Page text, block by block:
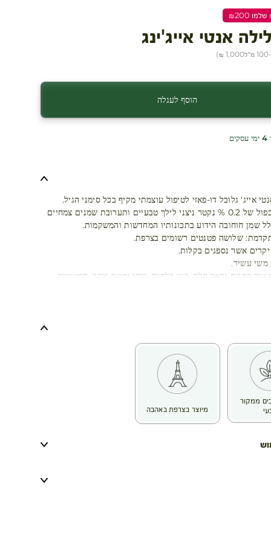
אנטי אייג'ינג
1,000 ₪
)
הוסף לעגלה
אייג' גלובל דו-פאזי לטיפול עוצמתי מקיף בכל סימני הגיל.
משלב ריכוז כפול של 0.2 % נקטר ניצני לילך טבעיים ותערובת שמנים צמחיים
שמן חוחובה הידוע בתכונותיו המחדשות והמשקמות.
שלושה פטנטים רשומים בצרפת.
אשר נספגים בקלות.
משי עשיר.
עור הפנים נראה חלק, רווי בלחות, קורן ומוצק יותר, קמטוטים
ממקור
מיוצר בצרפת באהבה